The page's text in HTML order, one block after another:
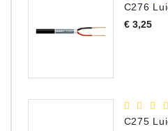
€ 3,25Prijs